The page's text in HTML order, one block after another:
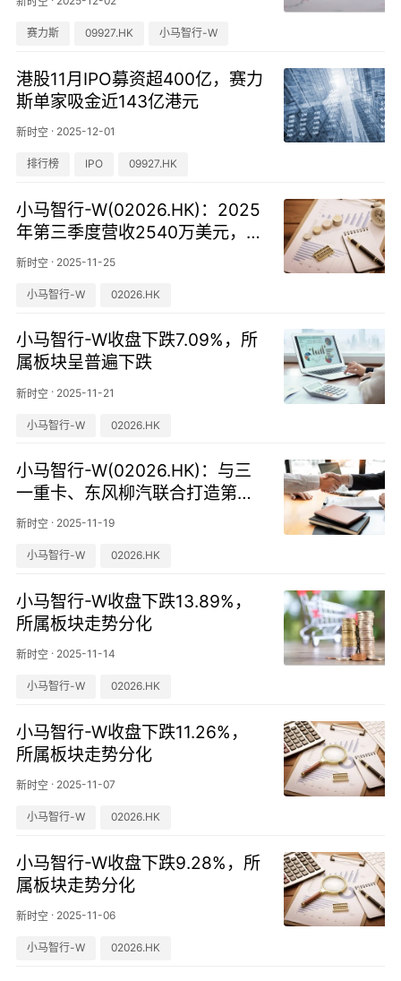
赛力斯 09927.HK 小马智行-W
港股11月IPO募资超400亿，赛力
斯单家吸金近143亿港元
新时空 · 2025-12-01
排行榜 IPO 09927.HK
小马智行-W(02026.HK)：2025
年第三季度营收2540万美元，同
比增加72%
新时空 · 2025-11-25
小马智行-W 02026.HK
小马智行-W收盘下跌7.09%，所
属板块呈普遍下跌
新时空 · 2025-11-21
小马智行-W 02026.HK
小马智行-W(02026.HK)：与三
一重卡、东风柳汽联合打造第四
代自动驾驶卡车
新时空 · 2025-11-19
小马智行-W 02026.HK
小马智行-W收盘下跌13.89%，
所属板块走势分化
新时空 · 2025-11-14
小马智行-W 02026.HK
小马智行-W收盘下跌11.26%，
所属板块走势分化
新时空 · 2025-11-07
小马智行-W 02026.HK
小马智行-W收盘下跌9.28%，所
属板块走势分化
新时空 · 2025-11-06
小马智行-W 02026.HK